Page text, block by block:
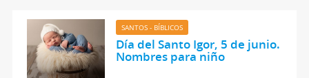
SANTOS - BÍBLICOS
Día del Santo Igor, 5 de junio.
Nombres para niño